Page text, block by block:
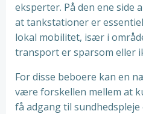
eksperter. På den ene side
at tankstationer er
lokal mobilitet, især i
transport er sparsom eller
For disse beboere kan en
være forskellen mellem at
få adgang til sundhedspleje